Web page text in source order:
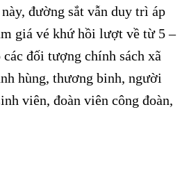
đường sắt vẫn duy trì áp
giá vé khứ hồi lượt về từ 5 –
đối tượng chính sách xã
hùng, thương binh, người
viên, đoàn viên công đoàn,